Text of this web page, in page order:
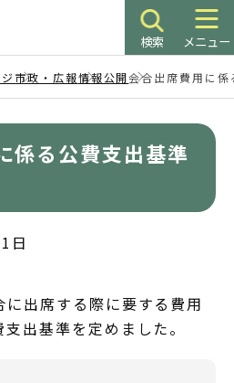
検索 メニュー
市政・広報情報公開会合出席費用に
係る公費支出基準
日
出席する際に要する費用
出基準を定めました。